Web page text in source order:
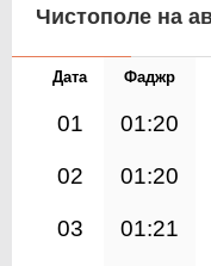
Чистополе на
Дата Фаджр
01 01:20
02 01:20
03 01:21